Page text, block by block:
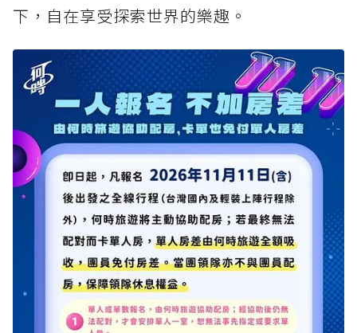
下，自在享受探索世界的樂趣。